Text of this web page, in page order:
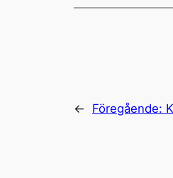
← Föregående: